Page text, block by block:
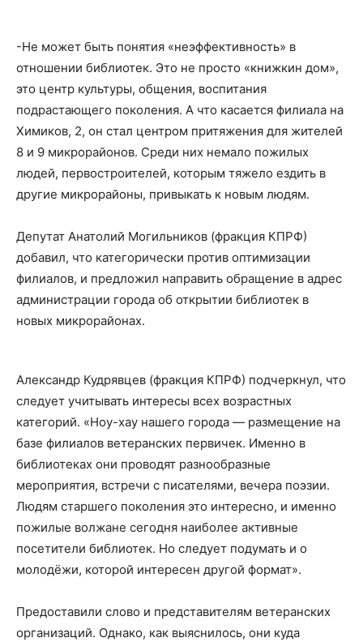
-Не может быть понятия «неэффективность» в
отношении библиотек. Это не просто «книжкин дом»,
это центр культуры, общения, воспитания
подрастающего поколения. А что касается филиала на
Химиков, 2, он стал центром притяжения для жителей
8 и 9 микрорайонов. Среди них немало пожилых
людей, первостроителей, которым тяжело ездить в
другие микрорайоны, привыкать к новым людям.
Депутат Анатолий Могильников (фракция КПРФ)
добавил, что категорически против оптимизации
филиалов, и предложил направить обращение в адрес
администрации города об открытии библиотек в
новых микрорайонах.
Александр Кудрявцев (фракция КПРФ) подчеркнул, что
следует учитывать интересы всех возрастных
категорий. «Ноу-хау нашего города — размещение на
базе филиалов ветеранских первичек. Именно в
библиотеках они проводят разнообразные
мероприятия, встречи с писателями, вечера поэзии.
Людям старшего поколения это интересно, и именно
пожилые волжане сегодня наиболее активные
посетители библиотек. Но следует подумать и о
молодёжи, которой интересен другой формат».
Предоставили слово и представителям ветеранских
организаций. Однако, как выяснилось, они куда